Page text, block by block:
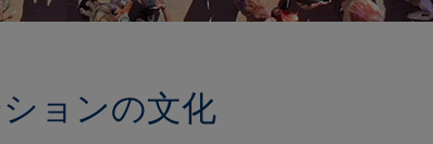
ョンの文化